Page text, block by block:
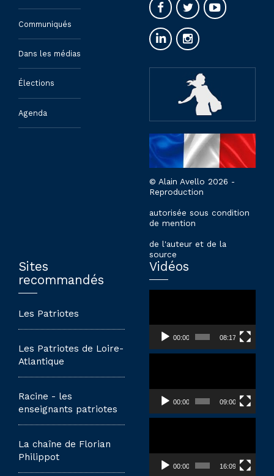
Communiqués
Dans les médias
Élections
Agenda
© Alain Avello 2026 -
Reproduction
autorisée sous condition
de mention
de l'auteur et de la
source
Sites
recommandés
Les Patriotes
Les Patriotes de Loire-
Atlantique
Racine - les
enseignants patriotes
La chaîne de Florian
Philippot
Vidéos
00:00 08:17
00:00 09:00
00:00 16:09